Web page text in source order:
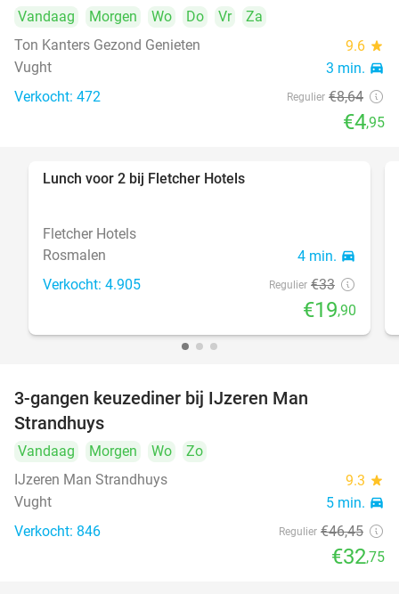
Vandaag Morgen Wo Do Vr
Za
Ton Kanters Gezond Genieten
9.6 star
Vught 3 min. directions_car
Verkocht: 472 Regulier €8,64
€4,95
Lunch voor 2 bij Fletcher Hotels
Fletcher Hotels
Rosmalen
4 min. directions_car
Verkocht: 4.905 Regulier €33
€19,90
3-gangen keuzediner bij IJzeren Man
Strandhuys
Vandaag Morgen Wo
Zo
IJzeren Man Strandhuys
9.3 star
Vught 5 min. directions_car
Verkocht: 846 Regulier €46,45
€32,75